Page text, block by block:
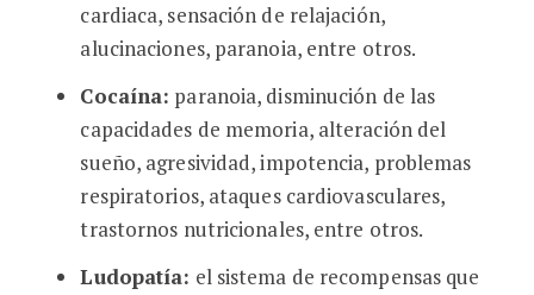
cardiaca, sensación de relajación,
alucinaciones, paranoia, entre otros.
Cocaína: paranoia, disminución de las
capacidades de memoria, alteración del
sueño, agresividad, impotencia, problemas
respiratorios, ataques cardiovasculares,
trastornos nutricionales, entre otros.
Ludopatía: el sistema de recompensas que